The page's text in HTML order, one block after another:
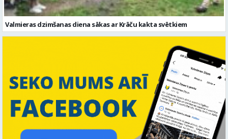
Valmieras dzimšanas diena sākas ar Krāču kakta svētkiem